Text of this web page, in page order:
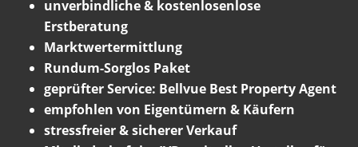
unverbindliche & kostenlosenlose
Erstberatung
Marktwertermittlung
Rundum-Sorglos Paket
geprüfter Service: Bellvue Best Property Agent
empfohlen von Eigentümern & Käufern
stressfreier & sicherer Verkauf